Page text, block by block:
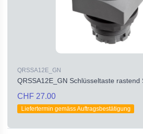
QRSSA12E_GN
QRSSA12E_GN Schlüsseltaste rastend
CHF 27.00
Liefertermin gemäss Auftragsbestätigung